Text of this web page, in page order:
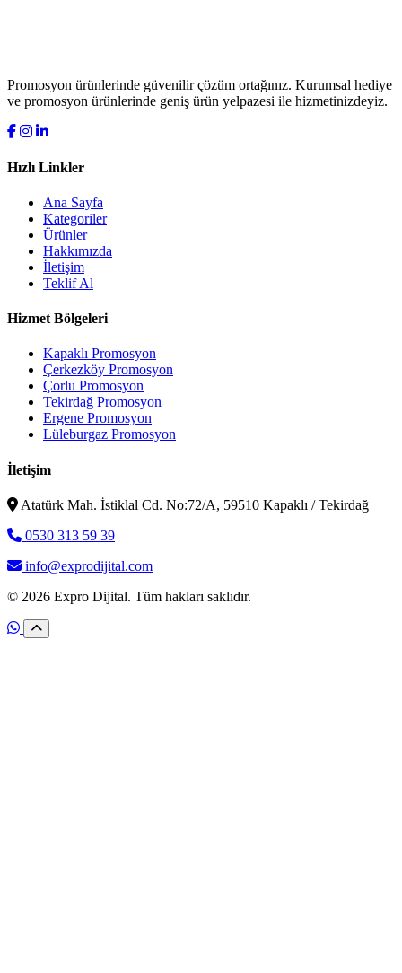
Promosyon ürünlerinde güvenilir çözüm ortağınız. Kurumsal hediye
ve promosyon ürünlerinde geniş ürün yelpazesi ile hizmetinizdeyiz.
Hızlı Linkler
Ana Sayfa
Kategoriler
Ürünler
Hakkımızda
İletişim
Teklif Al
Hizmet Bölgeleri
Kapaklı Promosyon
Çerkezköy Promosyon
Çorlu Promosyon
Tekirdağ Promosyon
Ergene Promosyon
Lüleburgaz Promosyon
İletişim
Atatürk Mah. İstiklal Cd. No:72/A, 59510 Kapaklı / Tekirdağ
0530 313 59 39
info@exprodijital.com
© 2026 Expro Dijital. Tüm hakları saklıdır.